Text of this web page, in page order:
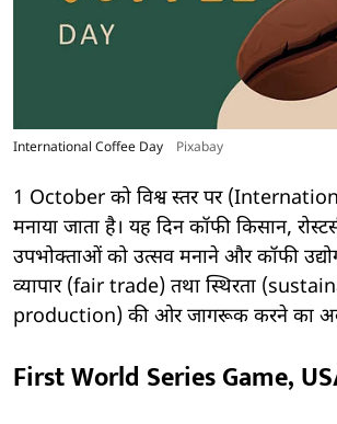
International Coffee Day Pixabay
1 October को विश्व स्तर पर
मनाया जाता है। यह दिन कॉफी किसान,
उपभोक्ताओं को उत्सव मनाने और कॉफी
व्यापार (fair trade) तथा स्थिरता
production) की ओर जागरूक करने का
First World Series Game,